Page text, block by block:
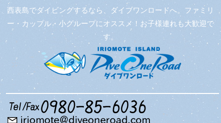
西表島でダイビングするなら、ダイブワンロードへ。ファミリ
ー・カップル・小グループにオススメ！お子様連れも大歓迎で
す。